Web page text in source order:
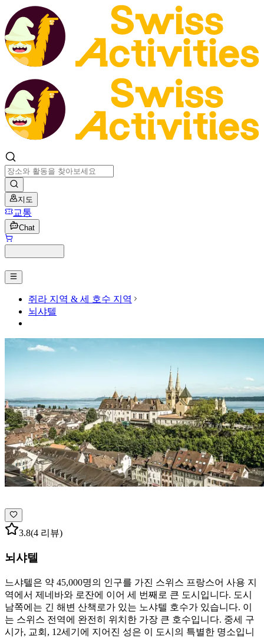
지도
교통
Chat
쥐라 지역 & 세 호수 지역
뇌샤텔
3.8(4 리뷰)
뇌샤텔
느샤텔은 약 45,000명의 인구를 가진 스위스 프랑스어 사용 지
역에서 제네바와 로잔에 이어 세 번째로 큰 도시입니다. 도시
남쪽에는 긴 해변 산책로가 있는 노샤텔 호수가 있습니다. 이
는 스위스 전역에 완전히 위치한 가장 큰 호수입니다. 중세 구
시가, 교회, 12세기에 지어진 성은 이 도시의 특별한 명소입니